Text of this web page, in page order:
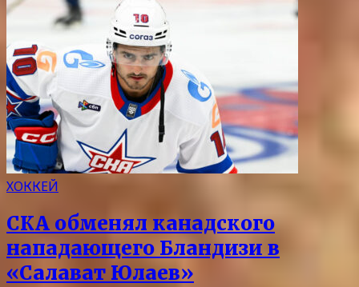
ХОККЕЙ
СКА обменял канадского
нападающего Бландизи в
«Салават Юлаев»